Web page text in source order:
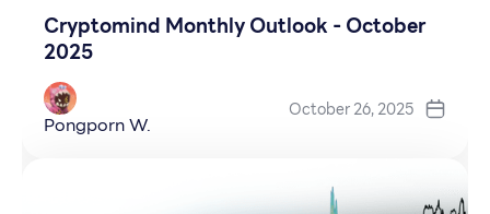
Cryptomind Monthly Outlook - October
2025
Pongporn W.
October 26, 2025